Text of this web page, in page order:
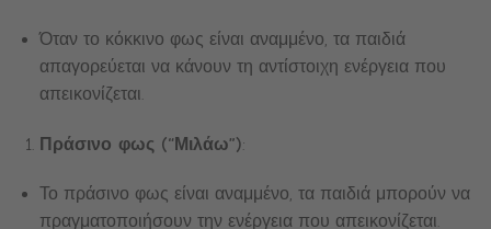
Όταν το κόκκινο φως είναι αναμμένο, τα παιδιά
απαγορεύεται να κάνουν τη αντίστοιχη ενέργεια που
απεικονίζεται.
Πράσινο φως (“Μιλάω”):
Το πράσινο φως είναι αναμμένο, τα παιδιά μπορούν να
πραγματοποιήσουν την ενέργεια που απεικονίζεται.